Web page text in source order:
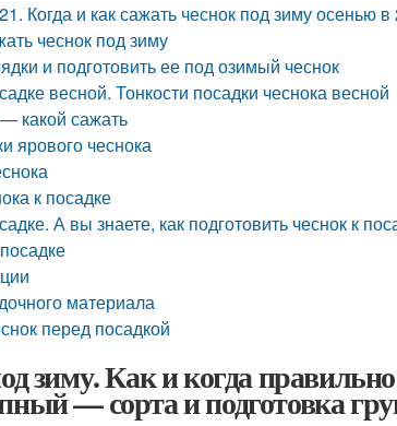
Когда и как сажать чеснок под зиму осенью в
чеснок под зиму
и подготовить ее под озимый чеснок
весной. Тонкости посадки чеснока весной
какой сажать
ярового чеснока
к посадке
А вы знаете, как подготовить чеснок к
материала
перед посадкой
зиму. Как и когда
— сорта и подготовка